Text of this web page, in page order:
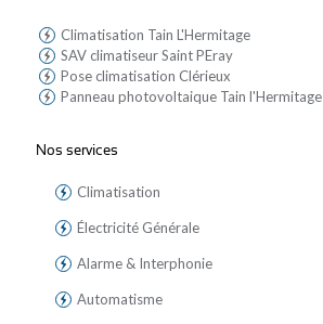
Climatisation Tain L'Hermitage
SAV climatiseur Saint PEray
Pose climatisation Clérieux
Panneau photovoltaique Tain l'Hermitage
Nos services
Climatisation
Électricité Générale
Alarme & Interphonie
Automatisme